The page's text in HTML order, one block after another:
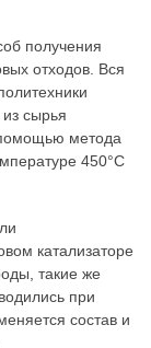
получения
отходов. Вся
сырья
метода
450°C
катализаторе
такие же
при
состав и